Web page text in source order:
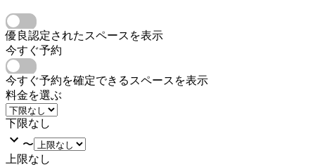
優良認定されたスペースを表示
今すぐ予約
今すぐ予約を確定できるスペースを表示
料金を選ぶ
下限なし
〜
上限なし